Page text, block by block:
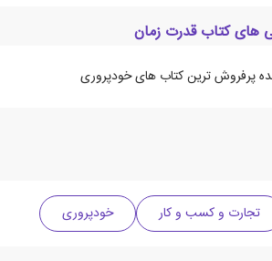
های کتاب قدرت زمان
پرفروش ترین کتاب های خودپروری
تجارت و کسب و کار خودپروری